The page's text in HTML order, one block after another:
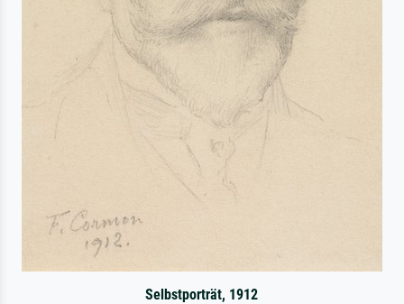
Selbstporträt, 1912